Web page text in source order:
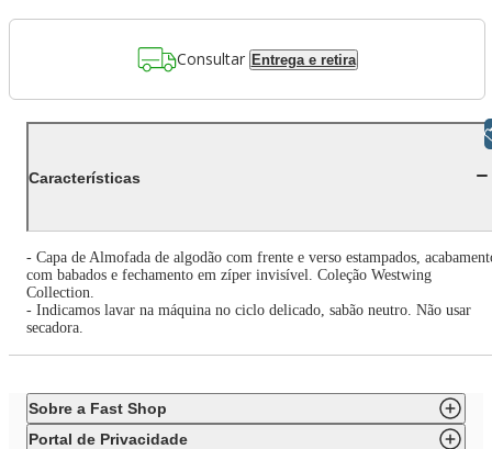
Consultar Entrega e retira
Características
- Capa de Almofada de algodão com frente e verso estampados,
com babados e fechamento em zíper invisível. Coleção Westwing
Collection.
- Indicamos lavar na máquina no ciclo delicado, sabão neutro. Não usar
secadora.
Sobre a Fast Shop
Portal de Privacidade